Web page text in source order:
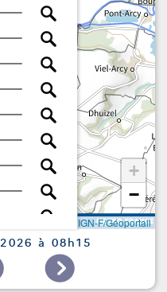
+
−
IGN-F/Géoportail
à 08h15